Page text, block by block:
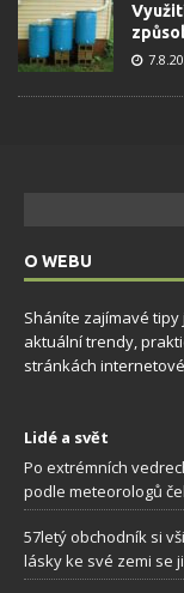
O WEBU
Sháníte zajímavé
aktuální trendy,
stránkách
Lidé a svět
Po extrémních
podle meteorologů
57letý obchodník si
lásky ke své zemi se